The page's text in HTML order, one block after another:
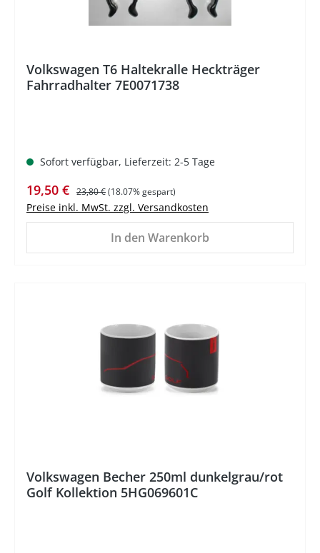
Volkswagen T6 Haltekralle Heckträger
Fahrradhalter 7E0071738
Sofort verfügbar, Lieferzeit: 2-5 Tage
Verkaufspreis:
19,50 € Regulärer Preis:
23,80 €(18.07% gespart)
Preise inkl. MwSt. zzgl. Versandkosten
In den Warenkorb
Volkswagen Becher 250ml dunkelgrau/rot
Golf Kollektion 5HG069601C